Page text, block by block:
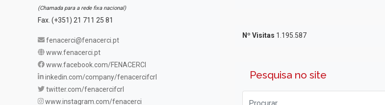
(Chamada para a rede fixa nacional)
Fax. (+351) 21 711 25 81
fenacerci@fenacerci.pt
www.fenacerci.pt
www.facebook.com/FENACERCI
inkedin.com/company/fenacercifcrl
twitter.com/fenacercifcrl
www.instagram.com/fenacerci
Nº Visitas 1.195.587
Pesquisa no site